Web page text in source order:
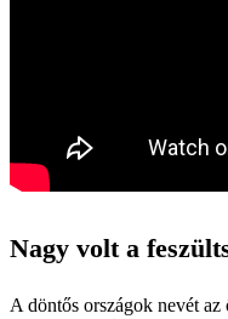
Nagy volt a
A döntős országok nevét az